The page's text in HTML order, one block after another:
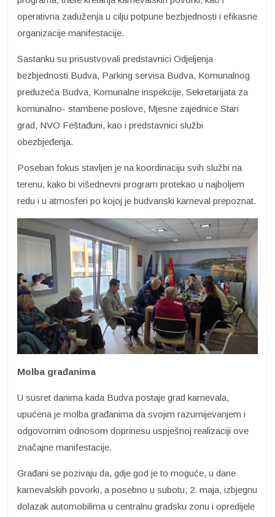
operativna zaduženja u cilju potpune bezbjednosti i efikasne
organizacije manifestacije.
Sastanku su prisustvovali predstavnici Odjeljenja
bezbjednosti Budva, Parking servisa Budva, Komunalnog
preduzeća Budva, Komunalne inspekcije, Sekretarijata za
komunalno- stambene poslove, Mjesne zajednice Stari
grad, NVO Feštađuni, kao i predstavnici službi
obezbjeđenja.
Poseban fokus stavljen je na koordinaciju svih službi na
terenu, kako bi višednevni program protekao u najboljem
redu i u atmosferi po kojoj je budvanski karneval prepoznat.
Molba građanima
U susret danima kada Budva postaje grad karnevala,
upućena je molba građanima da svojim razumijevanjem i
odgovornim odnosom doprinesu uspješnoj realizaciji ove
značajne manifestacije.
Građani se pozivaju da, gdje god je to moguće, u dane
karnevalskih povorki, a posebno u subotu, 2. maja, izbjegnu
dolazak automobilima u centralnu gradsku zonu i opredijele